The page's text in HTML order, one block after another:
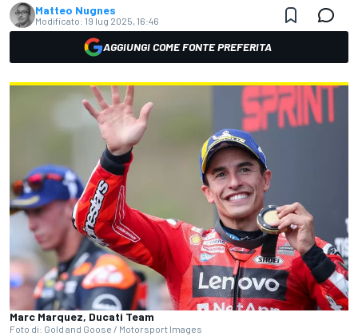
Matteo Nugnes
Modificato: 19 lug 2025, 16:46
AGGIUNGI COME FONTE PREFERITA
Marc Marquez, Ducati Team
Foto di: Gold and Goose / Motorsport Images